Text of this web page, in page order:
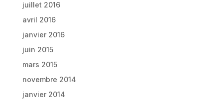
juillet 2016
avril 2016
janvier 2016
juin 2015
mars 2015
novembre 2014
janvier 2014